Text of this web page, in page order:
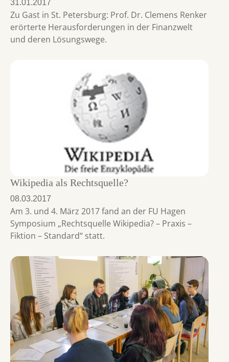
31.01.2017
Zu Gast in St. Petersburg: Prof. Dr. Clemens Renker
erörterte Herausforderungen in der Finanzwelt
und deren Lösungswege.
Wikipedia als Rechtsquelle?
08.03.2017
Am 3. und 4. März 2017 fand an der FU Hagen
Symposium „Rechtsquelle Wikipedia? – Praxis –
Fiktion – Standard“ statt.